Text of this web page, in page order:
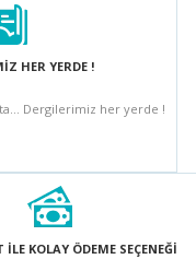
HER YERDE !
Dergilerimiz her yerde !
İLE KOLAY ÖDEME SEÇENEĞİ